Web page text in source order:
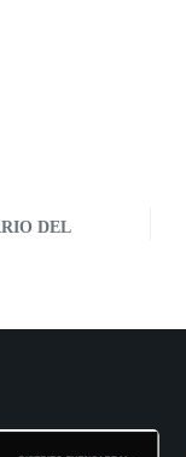
DEL